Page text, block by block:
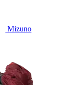
Mizuno